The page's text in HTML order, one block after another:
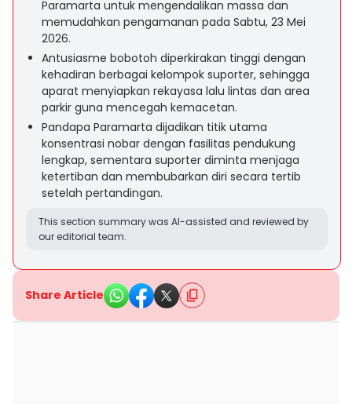
Paramarta untuk mengendalikan massa dan
memudahkan pengamanan pada Sabtu, 23 Mei
2026.
Antusiasme bobotoh diperkirakan tinggi dengan
kehadiran berbagai kelompok suporter, sehingga
aparat menyiapkan rekayasa lalu lintas dan area
parkir guna mencegah kemacetan.
Pandapa Paramarta dijadikan titik utama
konsentrasi nobar dengan fasilitas pendukung
lengkap, sementara suporter diminta menjaga
ketertiban dan membubarkan diri secara tertib
setelah pertandingan.
This section summary was AI-assisted and reviewed by
our editorial team.
Share Article